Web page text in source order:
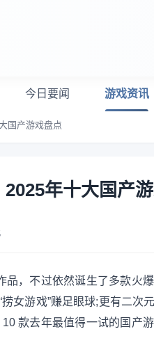
今日要闻 游戏资讯
国产游戏盘点
年十大国产
，不过依然诞生了多款火
女游戏”赚足眼球;更有二次
款去年最值得一试的国产